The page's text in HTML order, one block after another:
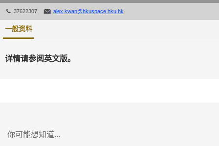
37622307 alex.kwan@hkuspace.hku.hk
一般资料
详情请参阅英文版。
你可能想知道...